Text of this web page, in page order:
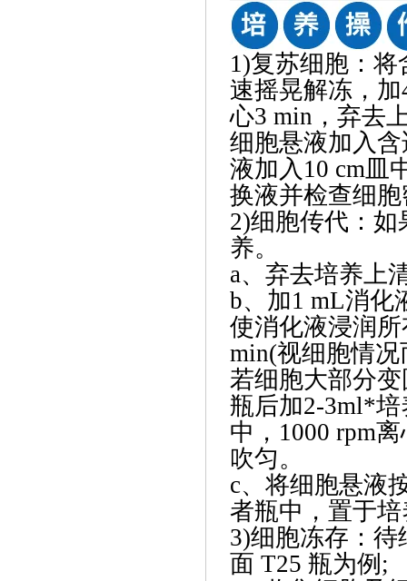
1)复苏细胞：
速摇晃解冻，
心3 min，弃去
细胞悬液加入
液加入10 cm皿
换液并检查细
2)细胞传代：如
养。
a、弃去培养上
b、加1 mL消化
使消化液浸润
min(视细胞情
若细胞大部分
瓶后加2-3ml*
中，1000 rpm
吹匀。
c、将细胞悬液
者瓶中，置于
3)细胞冻存：
面 T25 瓶为例;